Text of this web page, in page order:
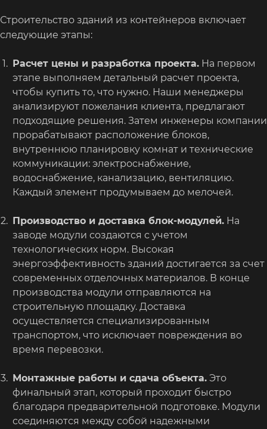
Строительство зданий из контейнеров включает
следующие этапы:
Расчет цены и разработка проекта. На первом
этапе выполняем детальный расчет проекта,
чтобы купить то, что нужно. Наши менеджеры
анализируют пожелания клиента, предлагают
подходящие решения. Затем инженеры компании
прорабатывают расположение блоков,
внутреннюю планировку комнат и технические
коммуникации: электроснабжение,
водоснабжение, канализацию, вентиляцию.
Каждый элемент продумываем до мелочей.
Производство и доставка блок-модулей. На
заводе модули создаются с учетом
технологических норм. Высокая
энергоэффективность зданий достигается за счет
современных отделочных материалов. В конце
производства модули отправляются на
строительную площадку. Доставка
осуществляется специализированным
транспортом, что исключает повреждения во
время перевозки.
Монтажные работы и сдача объекта. Это
финальный этап, который проходит быстро
благодаря предварительной подготовке. Модули
соединяются между собой надежными